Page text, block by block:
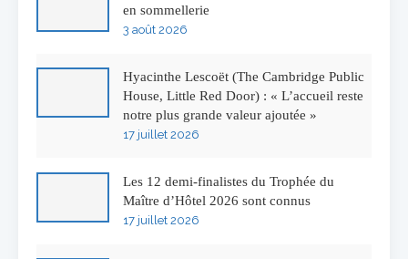
en sommellerie
3 août 2026
Hyacinthe Lescoët (The Cambridge Public
House, Little Red Door) : « L’accueil reste
notre plus grande valeur ajoutée »
17 juillet 2026
Les 12 demi-finalistes du Trophée du
Maître d’Hôtel 2026 sont connus
17 juillet 2026